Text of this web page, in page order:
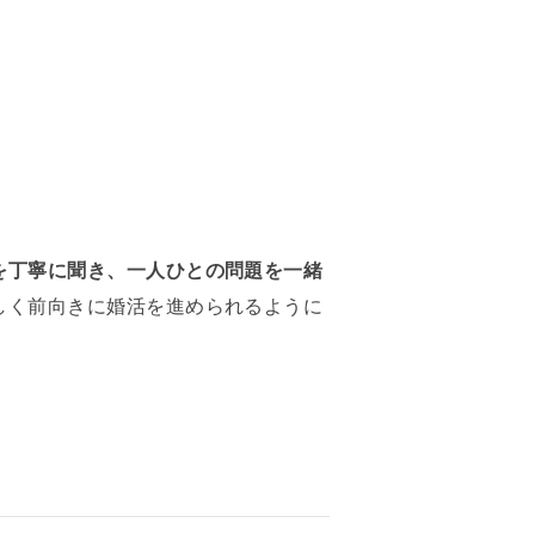
丁寧に聞き、一人ひとの問題を一緒
く前向きに婚活を進められるように